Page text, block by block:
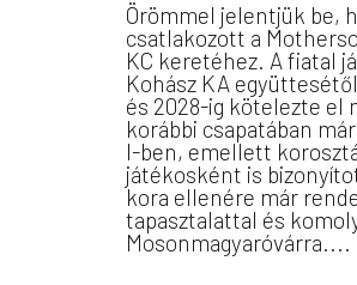
Örömmel jelentjük be,
csatlakozott a
KC keretéhez. A fiatal
Kohász KA
és 2028-ig kötelezte el
korábbi csapatában
I-ben, emellett
játékosként is
kora ellenére már
tapasztalattal és
Mosonmagyaróvárra....